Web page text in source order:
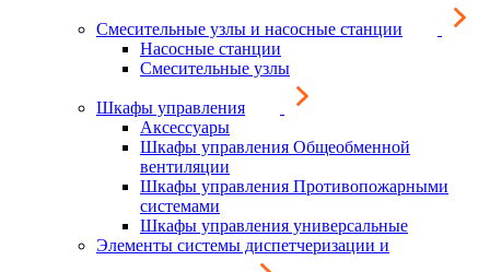
Смесительные узлы и насосные станции
Насосные станции
Смесительные узлы
Шкафы управления
Аксессуары
Шкафы управления Общеобменной
вентиляции
Шкафы управления Противопожарными
системами
Шкафы управления универсальные
Элементы системы диспетчеризации и